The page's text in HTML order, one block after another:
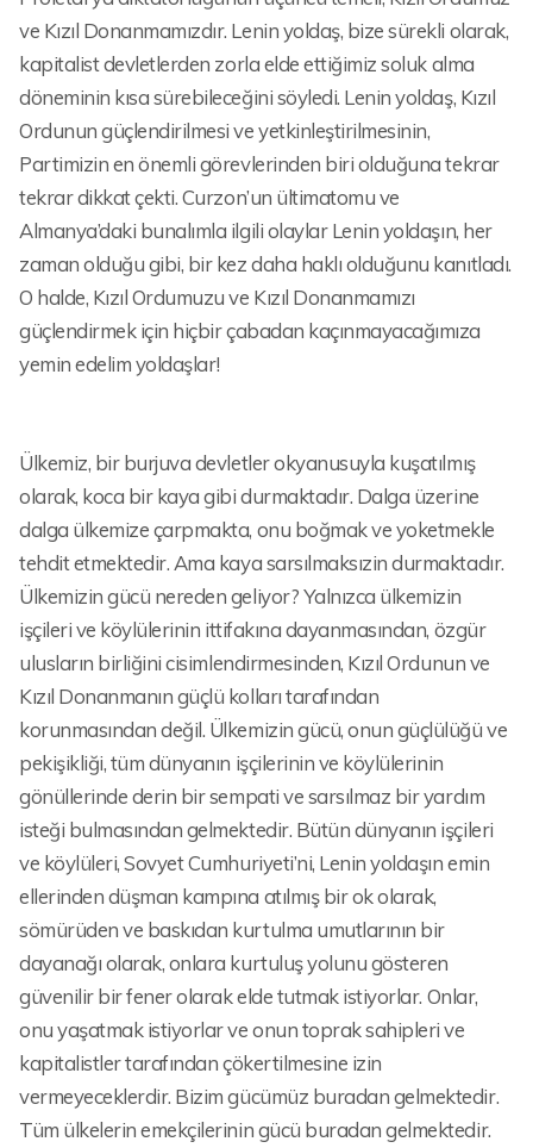
ve Kızıl Donanmamızdır. Lenin yoldaş, bize sürekli olarak,
kapitalist devletlerden zorla elde ettiğimiz soluk alma
döneminin kısa sürebileceğini söyledi. Lenin yoldaş, Kızıl
Ordunun güçlendirilmesi ve yetkinleştirilmesinin,
Partimizin en önemli görevlerinden biri olduğuna tekrar
tekrar dikkat çekti. Curzon’un ültimatomu ve
Almanya’daki bunalımla ilgili olaylar Lenin yoldaşın, her
zaman olduğu gibi, bir kez daha haklı olduğunu kanıtladı.
O halde, Kızıl Ordumuzu ve Kızıl Donanmamızı
güçlendirmek için hiçbir çabadan kaçınmayacağımıza
yemin edelim yoldaşlar!
Ülkemiz, bir burjuva devletler okyanusuyla kuşatılmış
olarak, koca bir kaya gibi durmaktadır. Dalga üzerine
dalga ülkemize çarpmakta, onu boğmak ve yoketmekle
tehdit etmektedir. Ama kaya sarsılmaksızin durmaktadır.
Ülkemizin gücü nereden geliyor? Yalnızca ülkemizin
işçileri ve köylülerinin ittifakına dayanmasından, özgür
ulusların birliğini cisimlendirmesinden, Kızıl Ordunun ve
Kızıl Donanmanın güçlü kolları tarafından
korunmasından değil. Ülkemizin gücü, onun güçlülüğü ve
pekişikliği, tüm dünyanın işçilerinin ve köylülerinin
gönüllerinde derin bir sempati ve sarsılmaz bir yardım
isteği bulmasından gelmektedir. Bütün dünyanın işçileri
ve köylüleri, Sovyet Cumhuriyeti’ni, Lenin yoldaşın emin
ellerinden düşman kampına atılmış bir ok olarak,
sömürüden ve baskıdan kurtulma umutlarının bir
dayanağı olarak, onlara kurtuluş yolunu gösteren
güvenilir bir fener olarak elde tutmak istiyorlar. Onlar,
onu yaşatmak istiyorlar ve onun toprak sahipleri ve
kapitalistler tarafından çökertilmesine izin
vermeyeceklerdir. Bizim gücümüz buradan gelmektedir.
Tüm ülkelerin emekçilerinin gücü buradan gelmektedir.